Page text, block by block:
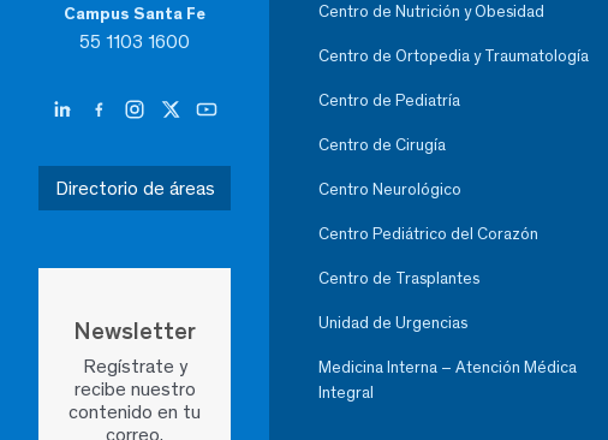
Campus Santa Fe
55 1103 1600
Directorio de áreas
Newsletter
Regístrate y
recibe nuestro
contenido en tu
correo.
Centro de Nutrición y Obesidad
Centro de Ortopedia y Traumatología
Centro de Pediatría
Centro de Cirugía
Centro Neurológico
Centro Pediátrico del Corazón
Centro de Trasplantes
Unidad de Urgencias
Medicina Interna – Atención Médica
Integral